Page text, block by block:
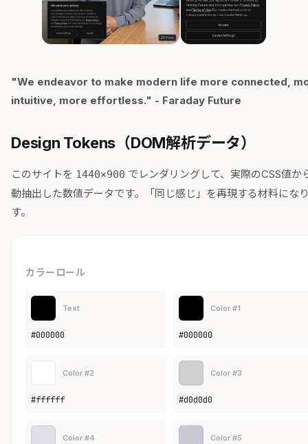
"We endeavor to make modern life more connected,
intuitive, more effortless." - Faraday Future
Design Tokens（DOM解析データ）
このサイトを 1440×900 でレンダリングして、実際のCSS値か
動抽出した数値データです。「同じ感じ」を再現する材料にな
す。
カラーロール
Text
#000000
Color #1
#000000
Color #2
#ffffff
Color #3
#d0d0d0
Color #4 Color #5